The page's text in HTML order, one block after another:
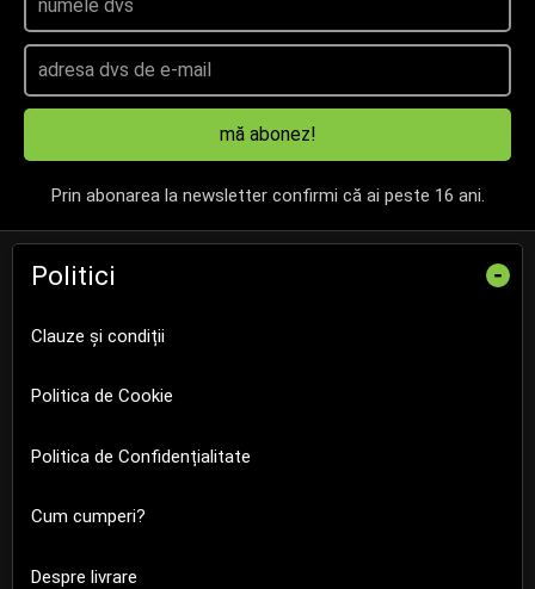
mă abonez!
Prin abonarea la newsletter confirmi că ai peste 16 ani.
Politici -
Clauze și condiții
Politica de Cookie
Politica de Confidențialitate
Cum cumperi?
Despre livrare